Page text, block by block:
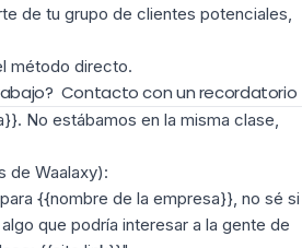
de tu grupo de clientes potenciales,
método directo.
Contacto con un recordatorio
No estábamos en la misma clase,
de Waalaxy):
{{nombre de la empresa}}, no sé si
que podría interesar a la gente de